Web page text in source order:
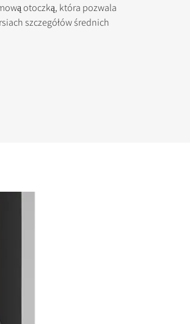
otoczką, która pozwala
szczegółów średnich